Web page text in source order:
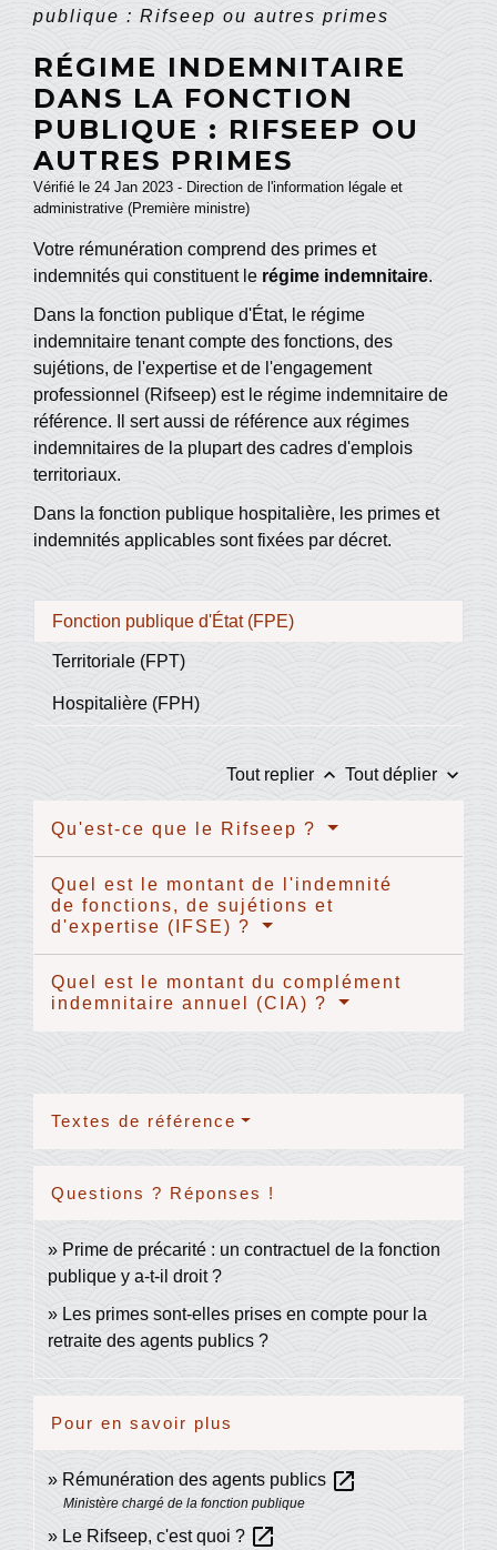
publique : Rifseep ou autres primes
RÉGIME INDEMNITAIRE
DANS LA FONCTION
PUBLIQUE : RIFSEEP OU
AUTRES PRIMES
Vérifié le 24 Jan 2023 - Direction de l'information légale et
administrative (Première ministre)
Votre rémunération comprend des primes et
indemnités qui constituent le régime indemnitaire.
Dans la fonction publique d'État, le régime
indemnitaire tenant compte des fonctions, des
sujétions, de l'expertise et de l'engagement
professionnel (Rifseep) est le régime indemnitaire de
référence. Il sert aussi de référence aux régimes
indemnitaires de la plupart des cadres d'emplois
territoriaux.
Dans la fonction publique hospitalière, les primes et
indemnités applicables sont fixées par décret.
Fonction publique d'État (FPE)
Territoriale (FPT)
Hospitalière (FPH)
Tout replier keyboard_arrow_up Tout déplier keyboard_arrow_down
Qu'est-ce que le Rifseep ?
Quel est le montant de l'indemnité
de fonctions, de sujétions et
d'expertise (IFSE) ?
Quel est le montant du complément
indemnitaire annuel (CIA) ?
Textes de référence
Questions ? Réponses !
Prime de précarité : un contractuel de la fonction
publique y a-t-il droit ?
Les primes sont-elles prises en compte pour la
retraite des agents publics ?
Pour en savoir plus
Rémunération des agents publics open_in_new
Ministère chargé de la fonction publique
Le Rifseep, c'est quoi ? open_in_new